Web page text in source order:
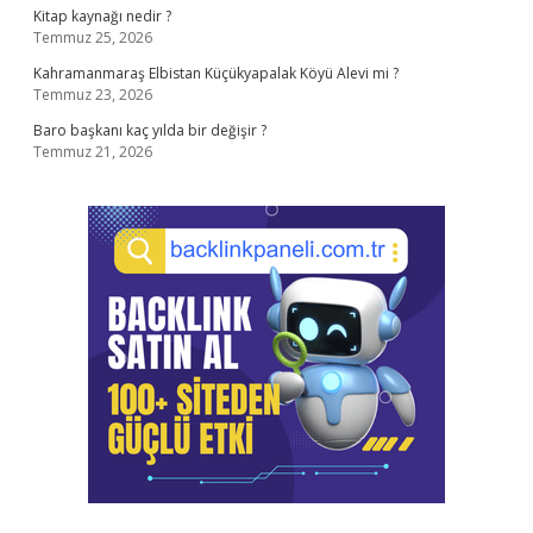
Kitap kaynağı nedir ?
Temmuz 25, 2026
Kahramanmaraş Elbistan Küçükyapalak Köyü Alevi mi ?
Temmuz 23, 2026
Baro başkanı kaç yılda bir değişir ?
Temmuz 21, 2026